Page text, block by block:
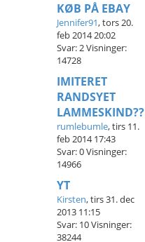
KØB PÅ EBAY
Jennifer91,tors 20.
feb 2014 20:02
Svar:2Visninger:
14728
IMITERET
RANDSYET
LAMMESKIND??
rumlebumle,tirs 11.
feb 2014 17:43
Svar:0Visninger:
14966
YT
Kirsten,tirs 31. dec
2013 11:15
Svar: 10Visninger:
38244